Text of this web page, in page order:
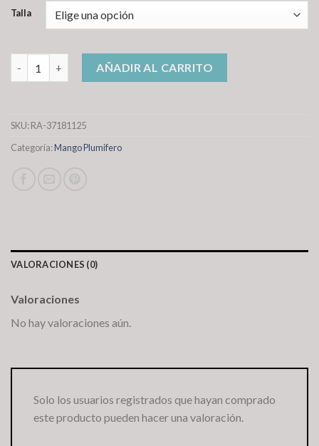
Talla
mango plumifero cantidadAÑADIR AL CARRITO
SKU:RA-37181125
Categoría:Mango Plumifero
VALORACIONES (0)
Valoraciones
No hay valoraciones aún.
Solo los usuarios registrados que hayan comprado
este producto pueden hacer una valoración.